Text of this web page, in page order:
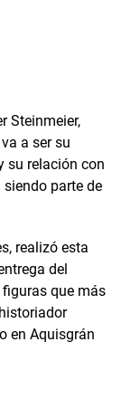
Steinmeier,
a ser su
su relación con
siendo parte de
realizó esta
del
que más
en Aquisgrán